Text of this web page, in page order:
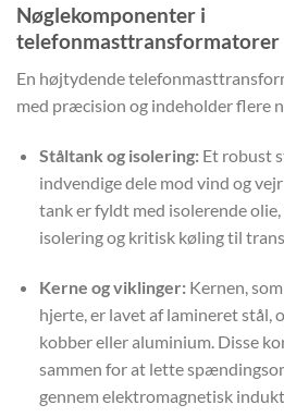
Nøglekomponenter i
telefonmasttransformatorer
En højtydende
med præcision og indeholder flere
Ståltank og isolering:Et robust
indvendige dele mod vind og
tank er fyldt med isolerende
isolering og kritisk køling til
Kerne og viklinger:Kernen,
hjerte, er lavet af lamineret stål,
kobber eller aluminium. Disse
sammen for at lette
gennem elektromagnetisk